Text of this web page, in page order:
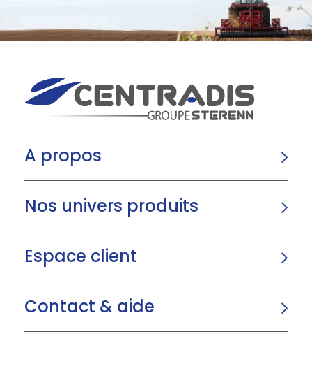
A propos
Nos univers produits
Espace client
Contact & aide